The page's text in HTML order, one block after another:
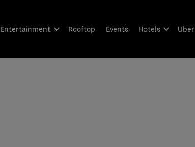
Entertainment Rooftop Events Hotels